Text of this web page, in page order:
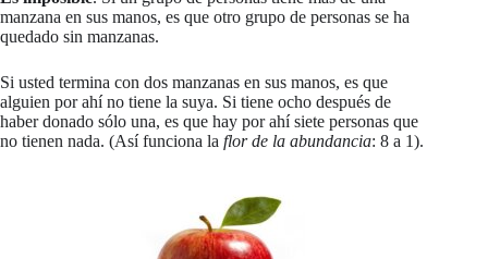
manzana en sus manos, es que otro grupo de personas se ha
quedado sin manzanas.
Si usted termina con dos manzanas en sus manos, es que
alguien por ahí no tiene la suya. Si tiene ocho después de
haber donado sólo una, es que hay por ahí siete personas que
no tienen nada. (Así funciona la flor de la abundancia: 8 a 1).